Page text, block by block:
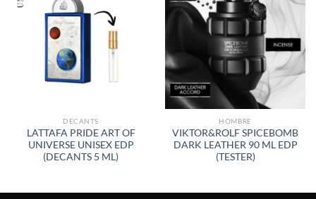
A LA
LISTA
DE
DESEOS
DECANTS
LATTAFA PRIDE ART OF
UNIVERSE UNISEX EDP
(DECANTS 5 ML)
AÑADIR
A LA
LISTA
DE
DESEOS
HOMBRE
VIKTOR&ROLF SPICEBOMB
DARK LEATHER 90 ML EDP
(TESTER)